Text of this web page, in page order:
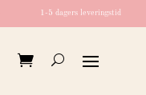
1-5 dagers leveringstid